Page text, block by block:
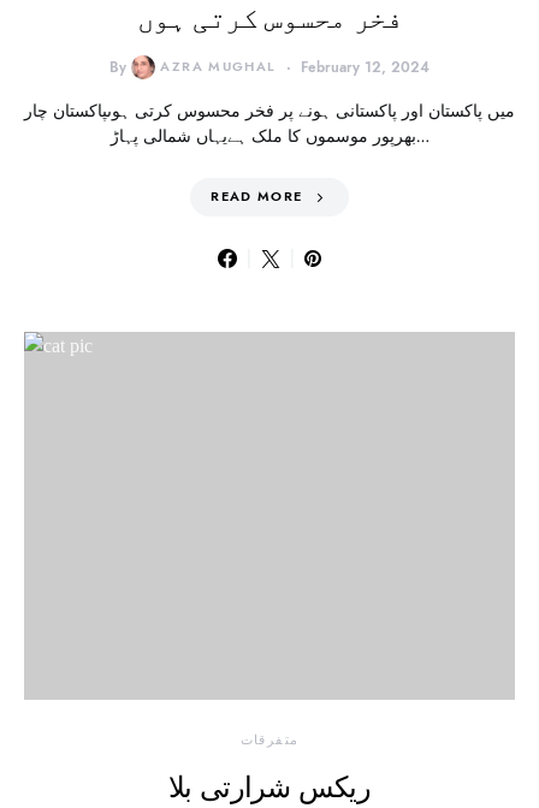
فخر محسوس کرتی ہوں
By AZRA MUGHAL February 12, 2024
میں پاکستان اور پاکستانی ہونے پر فخر محسوس کرتی ہوںپاکستان چار
بھرپور موسموں کا ملک ہےیہاں شمالی پہاڑ…
READ MORE
متفرقات
ریکس شرارتی بلا